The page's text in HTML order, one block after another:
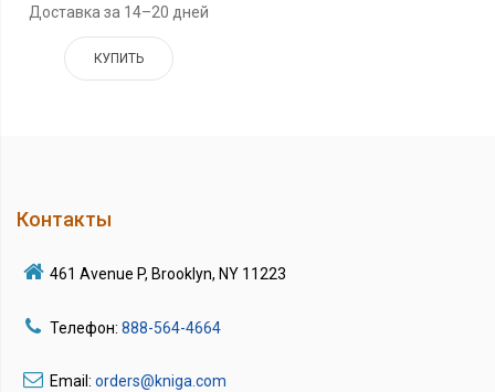
Доставка за 14–20 дней
КУПИТЬ
Контакты
461 Avenue P, Brooklyn, NY 11223
Телефон: 888-564-4664
Email: orders@kniga.com